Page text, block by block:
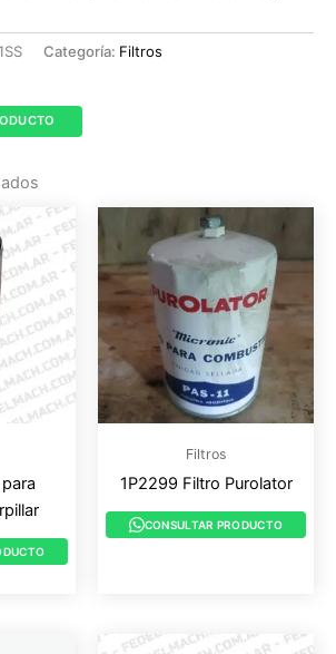
Categoría: Filtros
Filtros
1P2299 Filtro Purolator
CONSULTAR PRODUCTO